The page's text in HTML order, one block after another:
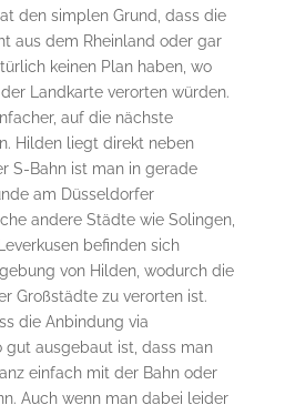
den simplen Grund, dass die
aus dem Rheinland oder gar
keinen Plan haben, wo
Landkarte verorten würden.
auf die nächste
Hilden liegt direkt neben
S-Bahn ist man in gerade
am Düsseldorfer
andere Städte wie Solingen,
befinden sich
von Hilden, wodurch die
Großstädte zu verorten ist.
die Anbindung via
gut ausgebaut ist, dass man
einfach mit der Bahn oder
Auch wenn man dabei leider